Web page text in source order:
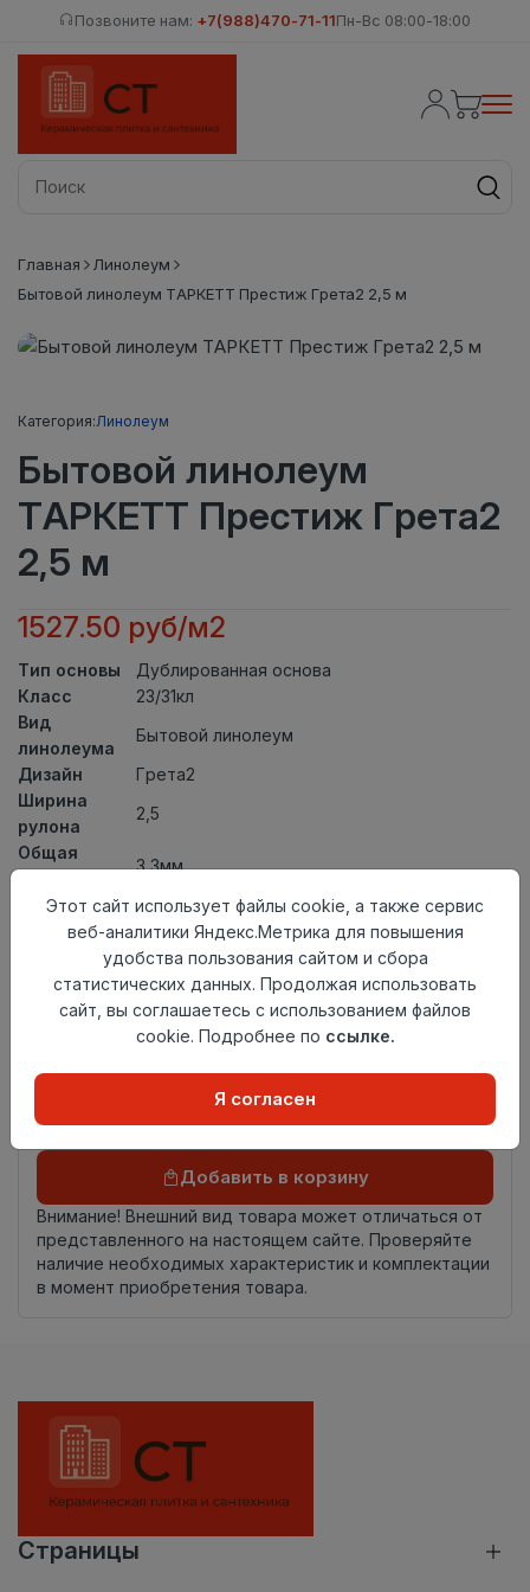
Позвоните нам: +7(988)470-71-11Пн-Вс 08:00-18:00
Главная
Линолеум
Бытовой линолеум ТАРКЕТТ Престиж Грета2 2,5 м
Категория:Линолеум
Бытовой линолеум
ТАРКЕТТ Престиж Грета2
2,5 м
1527.50 руб/м2
Тип основы
Дублированная основа
Класс
23/31кл
Вид
линолеума
Бытовой линолеум
Дизайн
Грета2
Ширина
рулона
2,5
Общая
3,3мм
Толщина
защитного
0,30мм
АктуальностьАктуален
Страна
происхождения
Россия
Осталось
Добавить в корзину
Внимание! Внешний вид товара может отличаться от
представленного на настоящем сайте. Проверяйте
наличие необходимых характеристик и комплектации
в момент приобретения товара.
Страницы
Этот сайт использует файлы cookie, а также сервис
веб-аналитики Яндекс.Метрика для повышения
удобства пользования сайтом и сбора
статистических данных. Продолжая использовать
сайт, вы соглашаетесь с использованием файлов
cookie. Подробнее по ссылке.
Я согласен